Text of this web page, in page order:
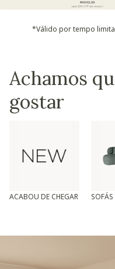
*Válido por tempo
Achamos
gostar
ACABOU DE CHEGAR SOFÁS